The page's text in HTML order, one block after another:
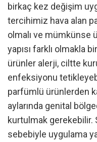
birkaç kez değişim
tercihimiz hava alan
olmalı ve mümkünse
yapısı farklı olmakla
ürünler alerji, ciltte
enfeksiyonu
parfümlü ürünlerden
aylarında genital
kurtulmak gerekebilir.
sebebiyle uygulama